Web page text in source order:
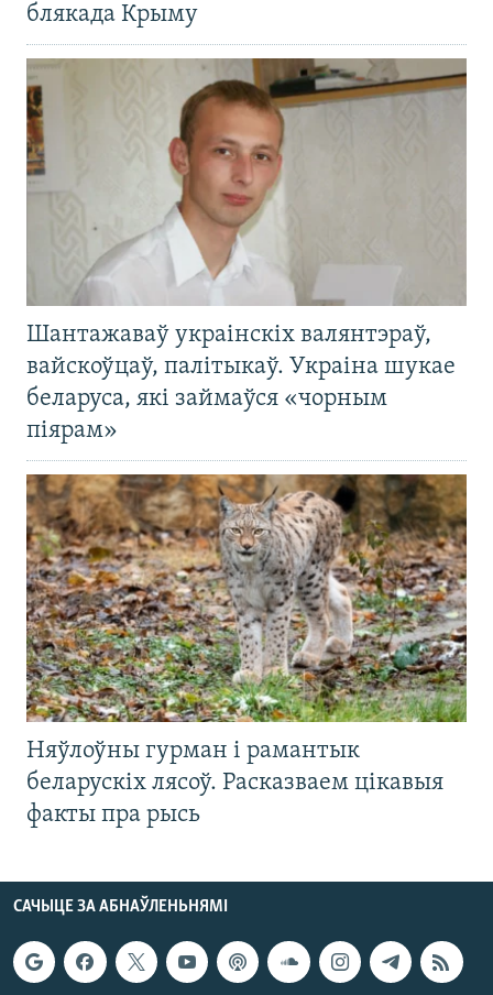
блякада Крыму
Шантажаваў украінскіх валянтэраў,
вайскоўцаў, палітыкаў. Украіна шукае
беларуса, які займаўся «чорным
піярам»
Няўлоўны гурман і рамантык
беларускіх лясоў. Расказваем цікавыя
факты пра рысь
САЧЫЦЕ ЗА АБНАЎЛЕНЬНЯМІ